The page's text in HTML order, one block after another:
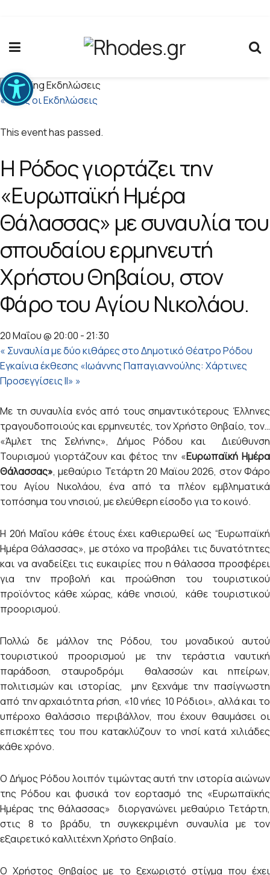
Ανοίξτε τη γραμμή εργαλείων
« Όλες οι Εκδηλώσεις
This event has passed.
Η Ρόδος γιορτάζει την
«Ευρωπαϊκή Ημέρα
Θάλασσας» με συναυλία του
σπουδαίου ερμηνευτή
Χρήστου Θηβαίου, στον
Φάρο του Αγίου Νικολάου.
20 Μαΐου @ 20:00 -21:30
« Συναυλία με δύο κιθάρες στο Δημοτικό Θέατρο Ρόδου
Εγκαίνια έκθεσης «Ιωάννης Παπαγιαννούλης: Χάρτινες
Προσεγγίσεις ΙΙ» »
Με τη συναυλία ενός από τους σημαντικότερους Έλληνες
τραγουδοποιούς και ερμηνευτές, τον Χρήστο Θηβαίο, τον…
«Άμλετ της Σελήνης», Δήμος Ρόδου και Διεύθυνση
Τουρισμού γιορτάζουν και φέτος την «Ευρωπαϊκή Ημέρα
Θάλασσας», μεθαύριο Τετάρτη 20 Μαϊου 2026, στον Φάρο
του Αγίου Νικολάου, ένα από τα πλέον εμβληματικά
τοπόσημα του νησιού, με ελεύθερη είσοδο για το κοινό.
Η 20ή Μαΐου κάθε έτους έχει καθιερωθεί ως “Ευρωπαϊκή
Ημέρα Θάλασσας», με στόχο να προβάλει τις δυνατότητες
και να αναδείξει τις ευκαιρίες που η θάλασσα προσφέρει
για την προβολή και προώθηση του τουριστικού
προϊόντος κάθε χώρας, κάθε νησιού, κάθε τουριστικού
προορισμού.
Πολλώ δε μάλλον της Ρόδου, του μοναδικού αυτού
τουριστικού προορισμού με την τεράστια ναυτική
παράδοση, σταυροδρόμι θαλασσών και ηπείρων,
πολιτισμών και ιστορίας, μην ξεχνάμε την πασίγνωστη
από την αρχαιότητα ρήση, «10 νήες 10 Ρόδιοι», αλλά και το
υπέροχο θαλάσσιο περιβάλλον, που έχουν θαυμάσει οι
επισκέπτες του που κατακλύζουν το νησί κατά χιλιάδες
κάθε χρόνο.
Ο Δήμος Ρόδου λοιπόν τιμώντας αυτή την ιστορία αιώνων
της Ρόδου και φυσικά τον εορτασμό της «Ευρωπαϊκής
Ημέρας της θάλασσας» διοργανώνει μεθαύριο Τετάρτη,
στις 8 το βράδυ, τη συγκεκριμένη συναυλία με τον
εξαιρετικό καλλιτέχνη Χρήστο Θηβαίο.
Ο Χρήστος Θηβαίος με το ξεχωριστό στίγμα που έχει